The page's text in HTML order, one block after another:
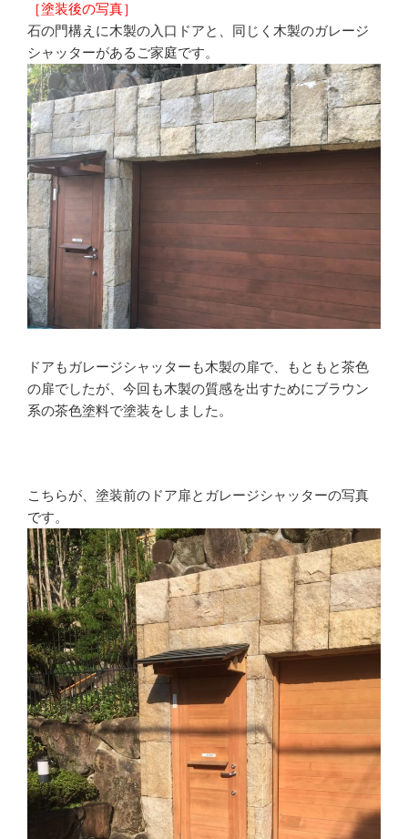
［塗装後の写真］
石の門構えに木製の入口ドアと、同じく木製のガレージ
シャッターがあるご家庭です。
ドアもガレージシャッターも木製の扉で、もともと茶色
の扉でしたが、今回も木製の質感を出すためにブラウン
系の茶色塗料で塗装をしました。
こちらが、塗装前のドア扉とガレージシャッターの写真
です。